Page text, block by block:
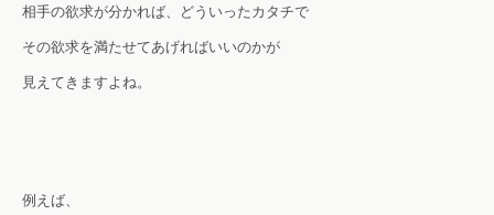
相手の欲求が分かれば、どういったカタチで
その欲求を満たせてあげればいいのかが
見えてきますよね。
例えば、